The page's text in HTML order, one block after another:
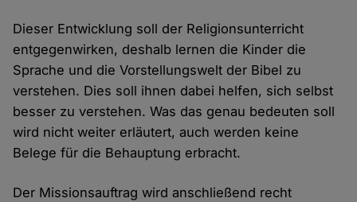
Dieser Entwicklung soll der Religionsunterricht
entgegenwirken, deshalb lernen die Kinder die
Sprache und die Vorstellungswelt der Bibel zu
verstehen. Dies soll ihnen dabei helfen, sich selbst
besser zu verstehen. Was das genau bedeuten soll
wird nicht weiter erläutert, auch werden keine
Belege für die Behauptung erbracht.
Der Missionsauftrag wird anschließend recht